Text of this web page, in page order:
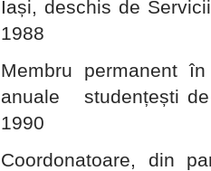
Iași, deschis de
1988
Membru permanent în
anuale studențești de
1990
Coordonatoare, din